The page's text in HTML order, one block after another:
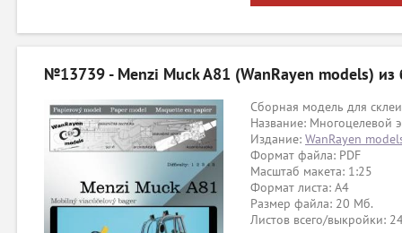
№13739 - Menzi Muck A81 (WanRayen models) из
Сборная модель для
Название: Многоцелевой
Издание: WanRayen
Формат файла: PDF
Масштаб макета: 1:25
Формат листа: А4
Размер файла: 20 Мб.
Листов всего/выкройки: